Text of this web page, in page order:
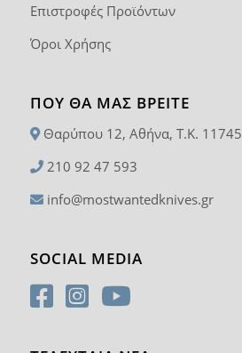
Επιστροφές Προϊόντων
Όροι Χρήσης
ΠΟΥ ΘΑ ΜΑΣ ΒΡΕΊΤΕ
Θαρύπου 12, Αθήνα, T.K. 11745
210 92 47 593
info@mostwantedknives.gr
SOCIAL MEDIA